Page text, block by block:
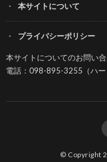
本サイトについて
プライバシーポリシー
本サイトについてのお問い
電話：098-895-3255（ハー
© Copyright